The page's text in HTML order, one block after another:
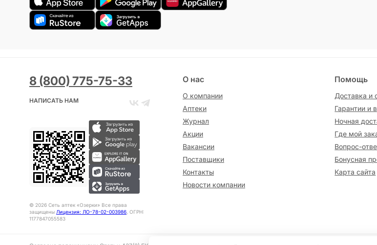
8 (800) 775-75-33
НАПИСАТЬ НАМ
© 2026 Сеть аптек «Озерки» Все права
защищены Лицензия: ЛО-78-02-003986, ОГРН:
1177847055583
О нас
О компании
Аптеки
Журнал
Акции
Вакансии
Поставщики
Контакты
Новости компании
Помощь
Доставка и
Гарантии и
Ночная
Где мой
Вопрос-
Бонусная
Карта сайта